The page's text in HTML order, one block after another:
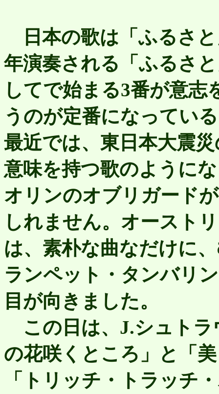
日本の歌は「ふるさ
年演奏される「ふるさ
してで始まる3番が意
うのが定番になってい
最近では、東日本大震
意味を持つ歌のように
オリンのオブリガード
しれません。オースト
は、素朴な曲なだけに
ランペット・タンバリ
目が向きました。
この日は、J.シュトラ
の花咲くところ」と「
「トリッチ・トラッチ